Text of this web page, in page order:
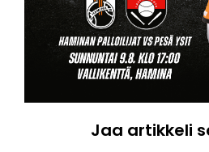
Jaa artikkeli